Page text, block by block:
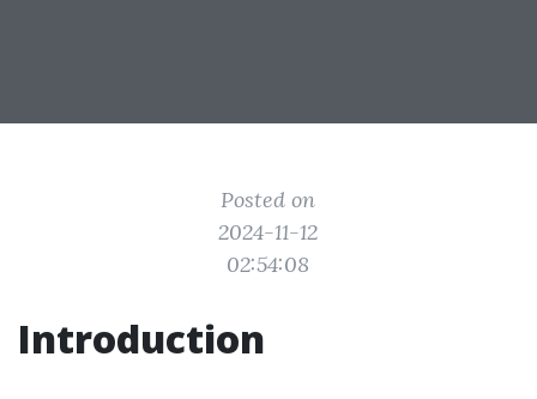
Posted on
2024-11-12
02:54:08
Introduction